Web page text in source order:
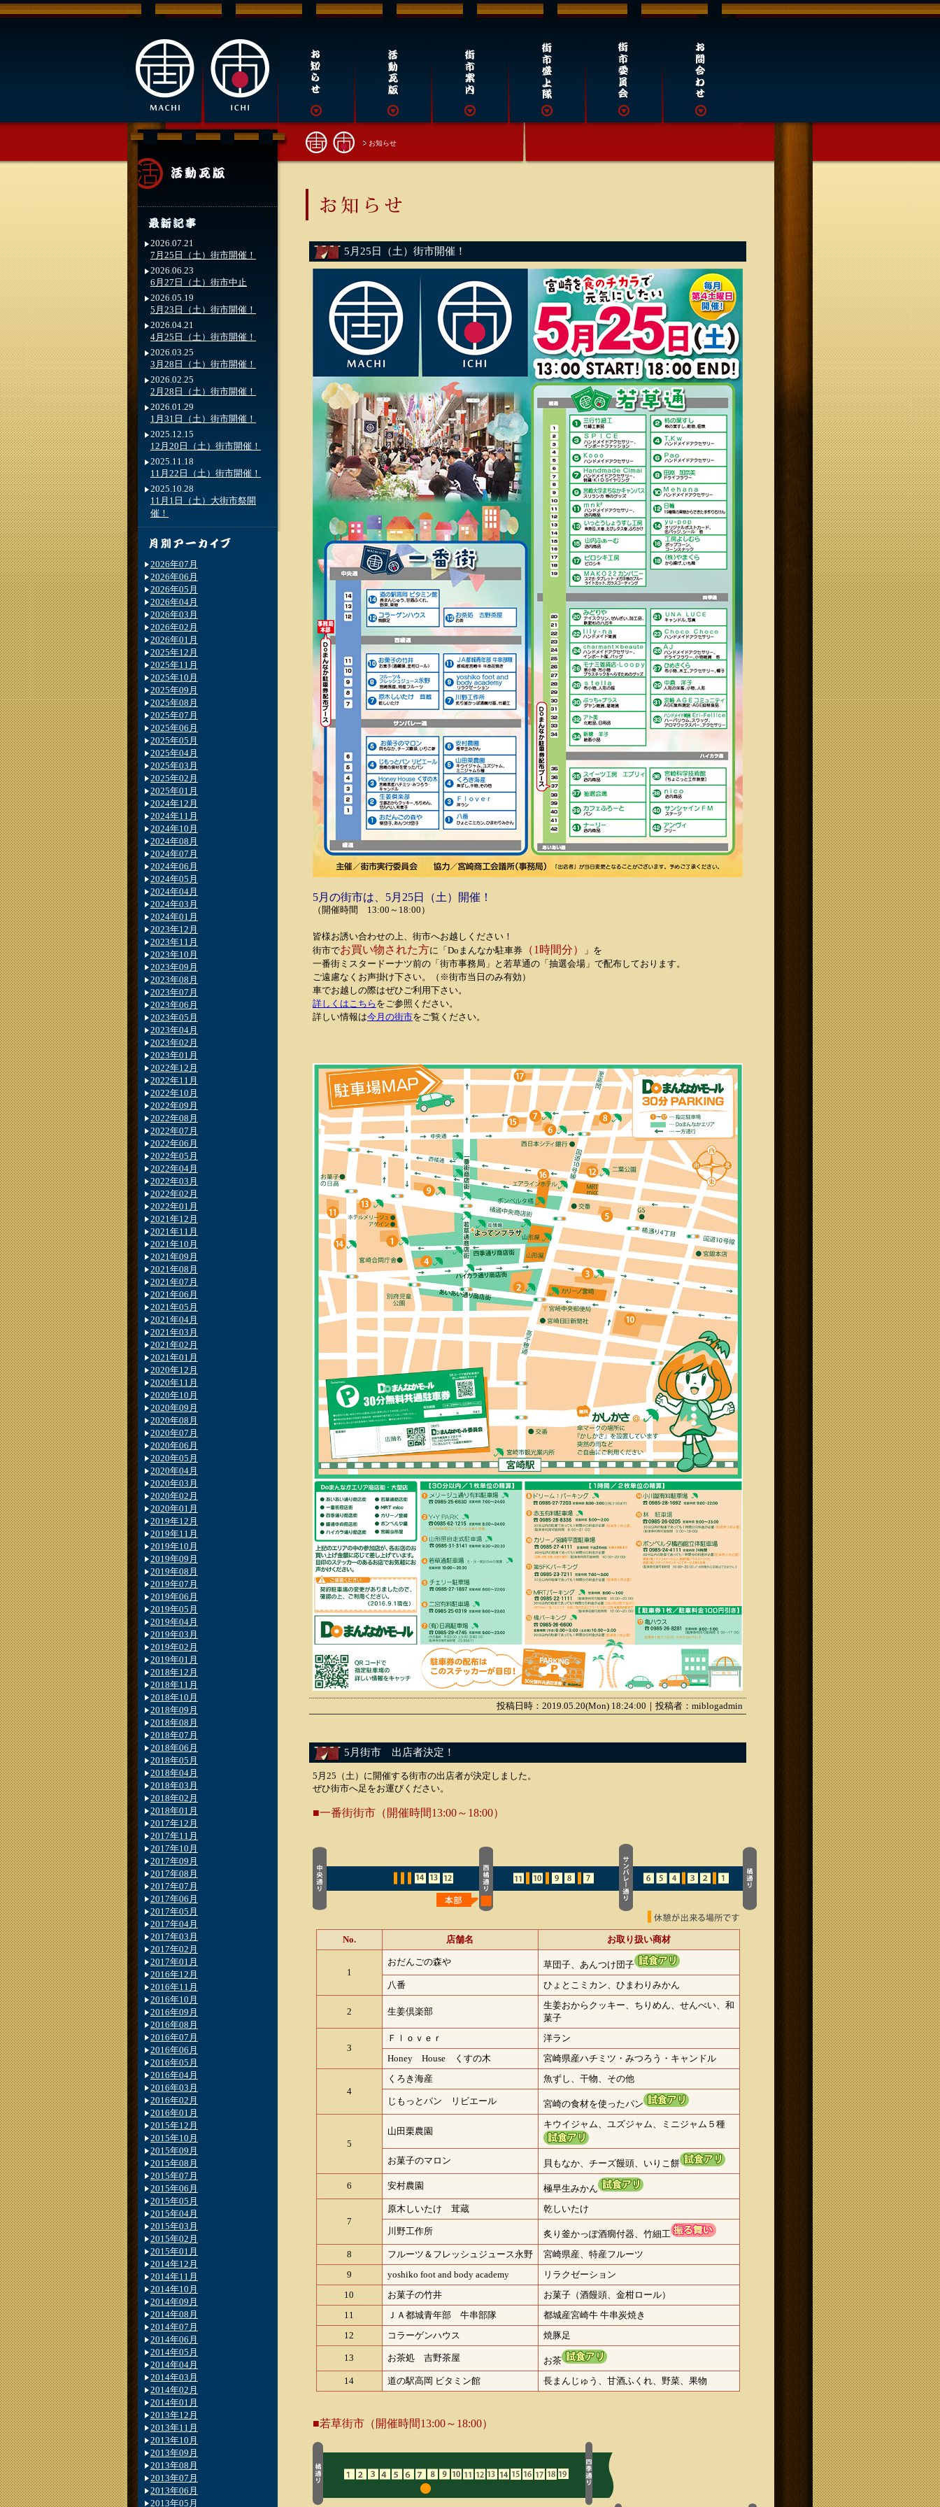
お知らせ
5月25日（土）街市開催！
5月の街市は、5月25日（土）開催！
（開催時間 13:00～18:00）
皆様お誘い合わせの上、街市へお越しください！
街市でお買い物された方に「Doまんなか駐車券 （1時間分）
」を
一番街ミスタードーナツ前の「街市事務局」と若草通の「抽選会場」で配布しております。
ご遠慮なくお声掛け下さい。（※街市当日のみ有効）
車でお越しの際はぜひご利用下さい。
詳しくはこちら をご参照ください。
詳しい情報は今月の街市をご覧ください。
投稿日時：2019.05.20(Mon) 18:24:00｜投稿者：miblogadmin
5月街市 出店者決定！
5月25（土）に開催する街市の出店者が決定しました。
ぜひ街市へ足をお運びください。
■一番街街市（開催時間13:00～18:00）
No. 店舗名 お取り扱い商材
1
おだんごの森や
草団子、あんつけ団子
八番
ひょとこミカン、ひまわりみかん
2 生姜倶楽部
生姜おからクッキー、ちりめん、せんべい、和
菓子
3
Ｆｌｏｖｅｒ
洋ラン
Honey House くすの木
宮崎県産ハチミツ・みつろう・キャンドル
4
くろき海産 魚ずし、干物、その他
じもっとパン リビエール 宮崎の食材を使ったパン
5
山田栗農園
キウイジャム、ユズジャム、ミニジャム５種
お菓子のマロン 貝もなか、チーズ饅頭、いりこ餅
6 安村農園 極早生みかん
7
原木しいたけ 茸蔵 乾しいたけ
川野工作所
炙り釜かっぽ酒癇付器、竹細工
8
フルーツ＆フレッシュジュース永野
宮崎県産、特産フルーツ
9
yoshiko foot and body academy
リラクゼーション
10
お菓子の竹井
お菓子（酒饅頭、金柑ロール）
11
ＪＡ都城青年部 牛串部隊
都城産宮崎牛 牛串炭焼き
12
コラーゲンハウス 焼豚足
13 お茶処 吉野茶屋
お茶
14
道の駅高岡 ビタミン館 長まんじゅう、甘酒ふくれ、野菜、果物
■若草街市（開催時間13:00～18:00）
2026.07.21
7月25日（土）街市開催！
2026.06.23
6月27日（土）街市中止
2026.05.19
5月23日（土）街市開催！
2026.04.21
4月25日（土）街市開催！
2026.03.25
3月28日（土）街市開催！
2026.02.25
2月28日（土）街市開催！
2026.01.29
1月31日（土）街市開催！
2025.12.15
12月20日（土）街市開催！
2025.11.18
11月22日（土）街市開催！
2025.10.28
11月1日（土）大街市祭開
催！
2026年07月
2026年06月
2026年05月
2026年04月
2026年03月
2026年02月
2026年01月
2025年12月
2025年11月
2025年10月
2025年09月
2025年08月
2025年07月
2025年06月
2025年05月
2025年04月
2025年03月
2025年02月
2025年01月
2024年12月
2024年11月
2024年10月
2024年08月
2024年07月
2024年06月
2024年05月
2024年04月
2024年03月
2024年01月
2023年12月
2023年11月
2023年10月
2023年09月
2023年08月
2023年07月
2023年06月
2023年05月
2023年04月
2023年02月
2023年01月
2022年12月
2022年11月
2022年10月
2022年09月
2022年08月
2022年07月
2022年06月
2022年05月
2022年04月
2022年03月
2022年02月
2022年01月
2021年12月
2021年11月
2021年10月
2021年09月
2021年08月
2021年07月
2021年06月
2021年05月
2021年04月
2021年03月
2021年02月
2021年01月
2020年12月
2020年11月
2020年10月
2020年09月
2020年08月
2020年07月
2020年06月
2020年05月
2020年04月
2020年03月
2020年02月
2020年01月
2019年12月
2019年11月
2019年10月
2019年09月
2019年08月
2019年07月
2019年06月
2019年05月
2019年04月
2019年03月
2019年02月
2019年01月
2018年12月
2018年11月
2018年10月
2018年09月
2018年08月
2018年07月
2018年06月
2018年05月
2018年04月
2018年03月
2018年02月
2018年01月
2017年12月
2017年11月
2017年10月
2017年09月
2017年08月
2017年07月
2017年06月
2017年05月
2017年04月
2017年03月
2017年02月
2017年01月
2016年12月
2016年11月
2016年10月
2016年09月
2016年08月
2016年07月
2016年06月
2016年05月
2016年04月
2016年03月
2016年02月
2016年01月
2015年12月
2015年10月
2015年09月
2015年08月
2015年07月
2015年06月
2015年05月
2015年04月
2015年03月
2015年02月
2015年01月
2014年12月
2014年11月
2014年10月
2014年09月
2014年08月
2014年07月
2014年06月
2014年05月
2014年04月
2014年03月
2014年02月
2014年01月
2013年12月
2013年11月
2013年10月
2013年09月
2013年08月
2013年07月
2013年06月
2013年05月